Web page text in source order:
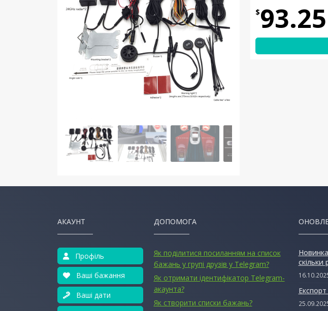
$93.25
АКАУНТ
Профіль
Ваші бажання
Ваші дати
ДОПОМОГА
Як поділитися посиланням на список
бажань у групі друзів у Telegram?
Як отримати ідентифікатор Telegram-
акаунта?
Як створити списки бажань?
скільки